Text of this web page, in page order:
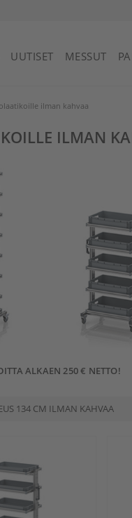
UUTISET MESSUT
ilman kahvaa
ILMAN
ALKAEN 250 € NETTO!
134 CM ILMAN KAHVAA